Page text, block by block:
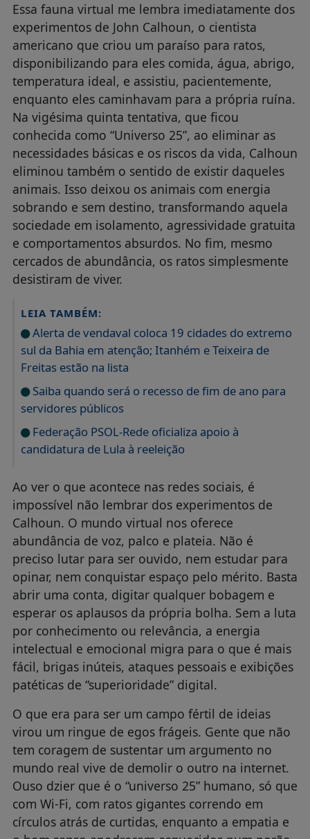
Essa fauna virtual me lembra imediatamente dos
experimentos de John Calhoun, o cientista
americano que criou um paraíso para ratos,
disponibilizando para eles comida, água, abrigo,
temperatura ideal, e assistiu, pacientemente,
enquanto eles caminhavam para a própria ruína.
Na vigésima quinta tentativa, que ficou
conhecida como “Universo 25”, ao eliminar as
necessidades básicas e os riscos da vida, Calhoun
eliminou também o sentido de existir daqueles
animais. Isso deixou os animais com energia
sobrando e sem destino, transformando aquela
sociedade em isolamento, agressividade gratuita
e comportamentos absurdos. No fim, mesmo
cercados de abundância, os ratos simplesmente
desistiram de viver.
LEIA TAMBÉM:
Alerta de vendaval coloca 19 cidades do extremo
sul da Bahia em atenção; Itanhém e Teixeira de
Freitas estão na lista
Saiba quando será o recesso de fim de ano para
servidores públicos
Federação PSOL-Rede oficializa apoio à
candidatura de Lula à reeleição
Ao ver o que acontece nas redes sociais, é
impossível não lembrar dos experimentos de
Calhoun. O mundo virtual nos oferece
abundância de voz, palco e plateia. Não é
preciso lutar para ser ouvido, nem estudar para
opinar, nem conquistar espaço pelo mérito. Basta
abrir uma conta, digitar qualquer bobagem e
esperar os aplausos da própria bolha. Sem a luta
por conhecimento ou relevância, a energia
intelectual e emocional migra para o que é mais
fácil, brigas inúteis, ataques pessoais e exibições
patéticas de “superioridade” digital.
O que era para ser um campo fértil de ideias
virou um ringue de egos frágeis. Gente que não
tem coragem de sustentar um argumento no
mundo real vive de demolir o outro na internet.
Ouso dzier que é o “universo 25” humano, só que
com Wi-Fi, com ratos gigantes correndo em
círculos atrás de curtidas, enquanto a empatia e